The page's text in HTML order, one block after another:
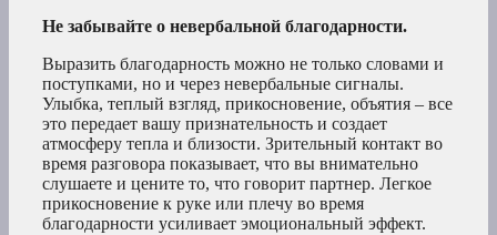
Не забывайте о невербальной благодарности.
Выразить благодарность можно не только словами и
поступками, но и через невербальные сигналы.
Улыбка, теплый взгляд, прикосновение, объятия – все
это передает вашу признательность и создает
атмосферу тепла и близости. Зрительный контакт во
время разговора показывает, что вы внимательно
слушаете и цените то, что говорит партнер. Легкое
прикосновение к руке или плечу во время
благодарности усиливает эмоциональный эффект.